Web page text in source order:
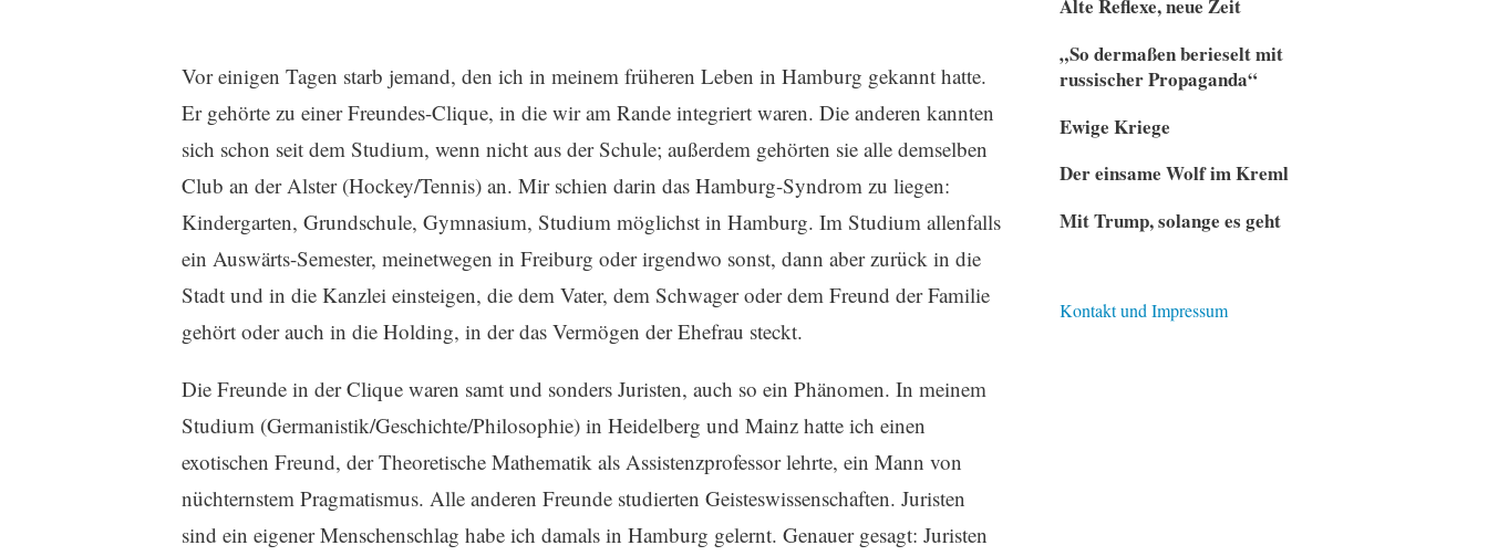
Vor einigen Tagen starb jemand, den ich in meinem früheren Leben in Hamburg gekannt hatte.
Er gehörte zu einer Freundes-Clique, in die wir am Rande integriert waren. Die anderen kannten
sich schon seit dem Studium, wenn nicht aus der Schule; außerdem gehörten sie alle demselben
Club an der Alster (Hockey/Tennis) an. Mir schien darin das Hamburg-Syndrom zu liegen:
Kindergarten, Grundschule, Gymnasium, Studium möglichst in Hamburg. Im Studium allenfalls
ein Auswärts-Semester, meinetwegen in Freiburg oder irgendwo sonst, dann aber zurück in die
Stadt und in die Kanzlei einsteigen, die dem Vater, dem Schwager oder dem Freund der Familie
gehört oder auch in die Holding, in der das Vermögen der Ehefrau steckt.
Die Freunde in der Clique waren samt und sonders Juristen, auch so ein Phänomen. In meinem
Studium (Germanistik/Geschichte/Philosophie) in Heidelberg und Mainz hatte ich einen
exotischen Freund, der Theoretische Mathematik als Assistenzprofessor lehrte, ein Mann von
nüchternstem Pragmatismus. Alle anderen Freunde studierten Geisteswissenschaften. Juristen
sind ein eigener Menschenschlag habe ich damals in Hamburg gelernt. Genauer gesagt: Juristen
Alte Reflexe, neue Zeit
„So dermaßen berieselt mit
russischer Propaganda“
Ewige Kriege
Der einsame Wolf im Kreml
Mit Trump, solange es geht
Kontakt und Impressum